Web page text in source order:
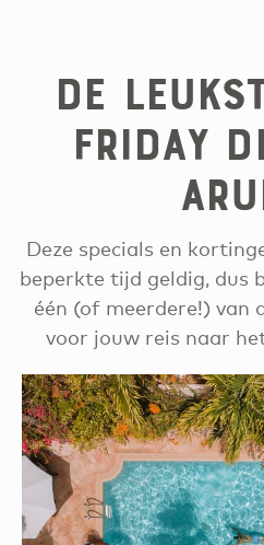
De
Friday
Deze specials en
beperkte tijd geldig, dus
één (of meerdere!) van
voor jouw reis naar